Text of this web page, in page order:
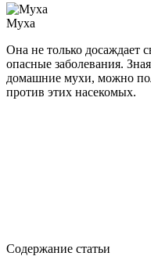
Муха
Она не только досаждает
опасные заболевания.
домашние мухи, можно
против этих насекомых.
Содержание статьи